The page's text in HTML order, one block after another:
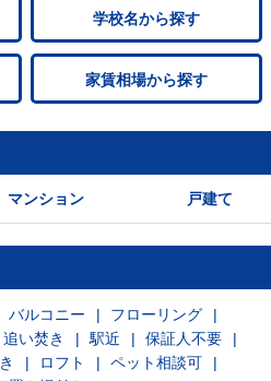
学校名から探す
家賃相場から探す
マンション 戸建て
バルコニー
フローリング
追い焚き 駅近
保証人不要
ロフト
ペット相談可